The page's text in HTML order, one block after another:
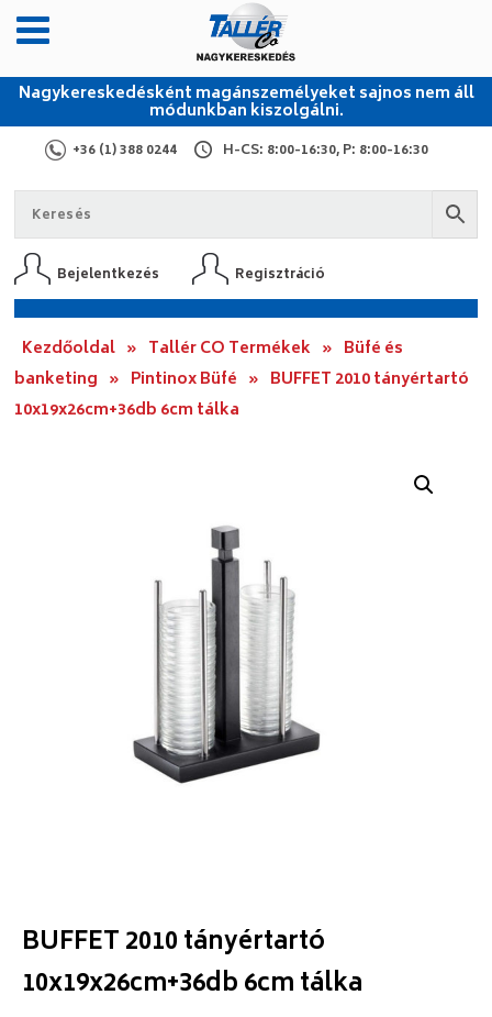
Nagykereskedésként magánszemélyeket sajnos nem áll
módunkban kiszolgálni.
+36 (1) 388 0244 H-CS: 8:00-16:30, P: 8:00-16:30
Bejelentkezés Regisztráció
Kezdőoldal » Tallér CO Termékek » Büfé és
banketing » Pintinox Büfé » BUFFET 2010 tányértartó
10x19x26cm+36db 6cm tálka
BUFFET 2010 tányértartó
10x19x26cm+36db 6cm tálka